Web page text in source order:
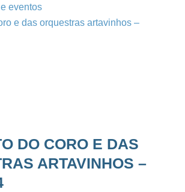
eventos
e das orquestras artavinhos –
DO CORO E DAS
ARTAVINHOS –